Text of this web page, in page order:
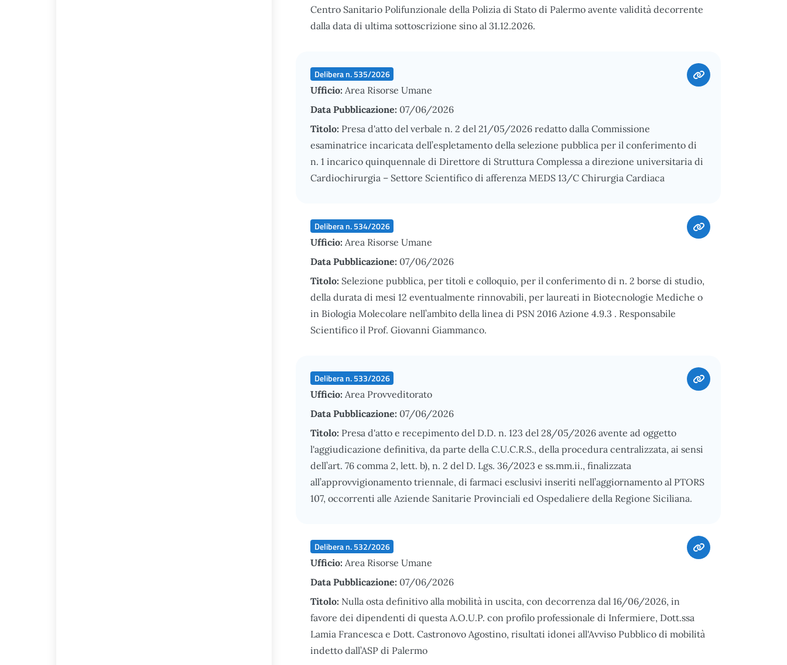
Centro Sanitario Polifunzionale della Polizia di Stato di Palermo avente validità decorrente
dalla data di ultima sottoscrizione sino al 31.12.2026.
Delibera n. 535/2026
Ufficio: Area Risorse Umane
Data Pubblicazione: 07/06/2026
Titolo: Presa d'atto del verbale n. 2 del 21/05/2026 redatto dalla Commissione
esaminatrice incaricata dell’espletamento della selezione pubblica per il conferimento di
n. 1 incarico quinquennale di Direttore di Struttura Complessa a direzione universitaria di
Cardiochirurgia – Settore Scientifico di afferenza MEDS 13/C Chirurgia Cardiaca
Delibera n. 534/2026
Ufficio: Area Risorse Umane
Data Pubblicazione: 07/06/2026
Titolo: Selezione pubblica, per titoli e colloquio, per il conferimento di n. 2 borse di studio,
della durata di mesi 12 eventualmente rinnovabili, per laureati in Biotecnologie Mediche o
in Biologia Molecolare nell’ambito della linea di PSN 2016 Azione 4.9.3 . Responsabile
Scientifico il Prof. Giovanni Giammanco.
Delibera n. 533/2026
Ufficio: Area Provveditorato
Data Pubblicazione: 07/06/2026
Titolo: Presa d'atto e recepimento del D.D. n. 123 del 28/05/2026 avente ad oggetto
l'aggiudicazione definitiva, da parte della C.U.C.R.S., della procedura centralizzata, ai sensi
dell’art. 76 comma 2, lett. b), n. 2 del D. Lgs. 36/2023 e ss.mm.ii., finalizzata
all’approvvigionamento triennale, di farmaci esclusivi inseriti nell’aggiornamento al PTORS
107, occorrenti alle Aziende Sanitarie Provinciali ed Ospedaliere della Regione Siciliana.
Delibera n. 532/2026
Ufficio: Area Risorse Umane
Data Pubblicazione: 07/06/2026
Titolo: Nulla osta definitivo alla mobilità in uscita, con decorrenza dal 16/06/2026, in
favore dei dipendenti di questa A.O.U.P. con profilo professionale di Infermiere, Dott.ssa
Lamia Francesca e Dott. Castronovo Agostino, risultati idonei all'Avviso Pubblico di mobilità
indetto dall’ASP di Palermo